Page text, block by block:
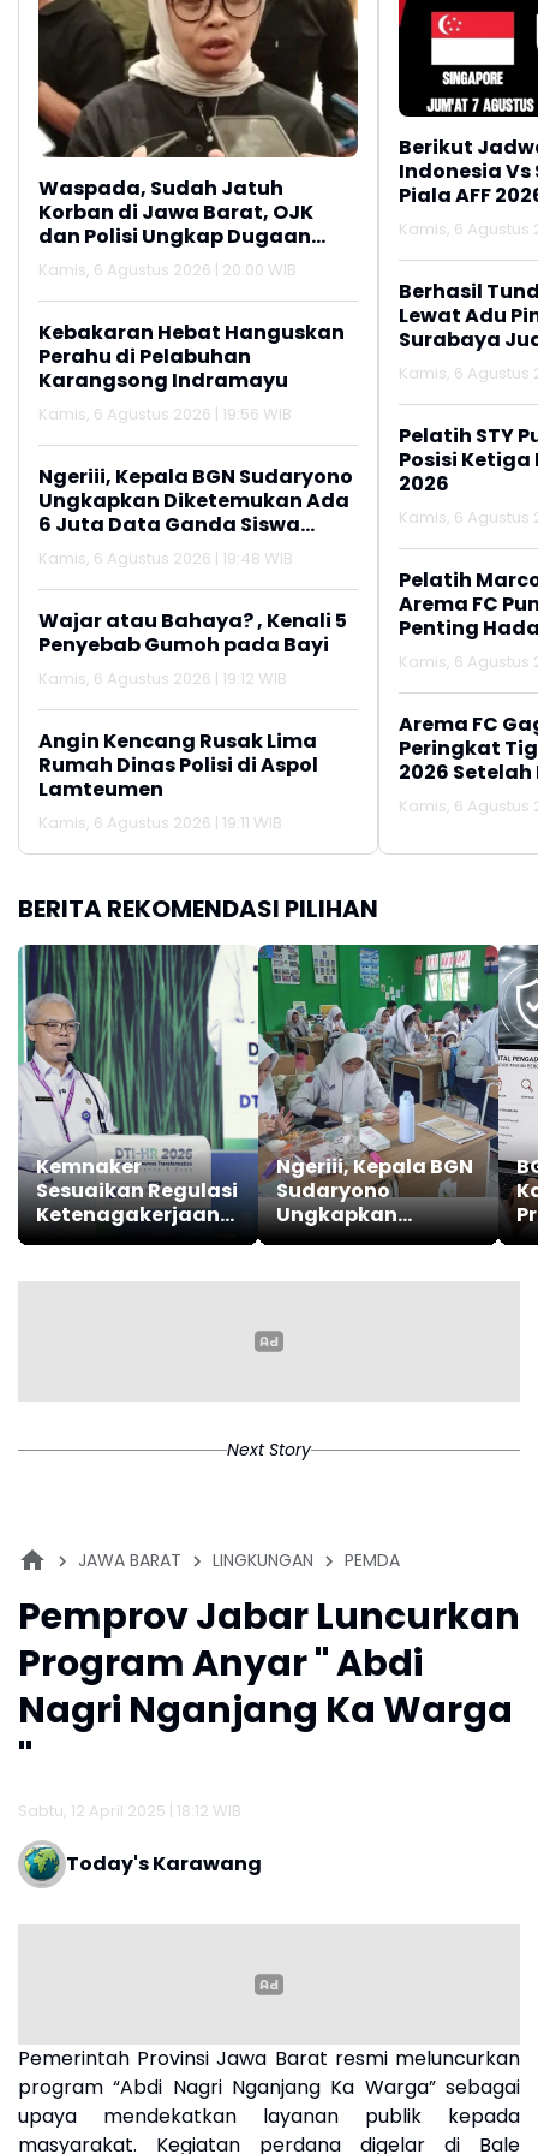
Waspada, Sudah Jatuh
Korban di Jawa Barat, OJK
dan Polisi Ungkap Dugaan
Penipuan Modus Titip Limit
Paylater
Kamis, 6 Agustus 2026 | 20:00 WIB
Kebakaran Hebat Hanguskan
Perahu di Pelabuhan
Karangsong Indramayu
Kamis, 6 Agustus 2026 | 19:56 WIB
Ngeriii, Kepala BGN Sudaryono
Ungkapkan Diketemukan Ada
6 Juta Data Ganda Siswa
Penerima MBG
Kamis, 6 Agustus 2026 | 19:48 WIB
Wajar atau Bahaya? , Kenali 5
Penyebab Gumoh pada Bayi
Kamis, 6 Agustus 2026 | 19:12 WIB
Angin Kencang Rusak Lima
Rumah Dinas Polisi di Aspol
Lamteumen
Kamis, 6 Agustus 2026 | 19:11 WIB
Berikut
Indonesia
Piala AFF
Kamis, 6 Agustus
Berhasil
Lewat Adu
Surabaya
2026
Kamis, 6 Agustus
Pelatih STY
Posisi Ketiga
2026
Kamis, 6 Agustus
Pelatih
Arema FC
Penting
Kamis, 6 Agustus
Arema FC
Peringkat
2026
Persija
Kamis, 6 Agustus
BERITA REKOMENDASI PILIHAN
Kemnaker
Sesuaikan Regulasi
Ketenagakerjaan
Hadapi Dinamika
Ngeriii, Kepala BGN
Sudaryono
Ungkapkan
Diketemukan Ada 6
Siswa Penerima
Next Story
JAWA BARAT LINGKUNGAN PEMDA
Pemprov Jabar Luncurkan
Program Anyar " Abdi
Nagri Nganjang Ka Warga
"
Sabtu, 12 April 2025 | 18:12 WIB
Today's Karawang
Pemerintah Provinsi Jawa Barat resmi meluncurkan
program “Abdi Nagri Nganjang Ka Warga” sebagai
upaya mendekatkan layanan publik kepada
masyarakat. Kegiatan perdana digelar di Bale